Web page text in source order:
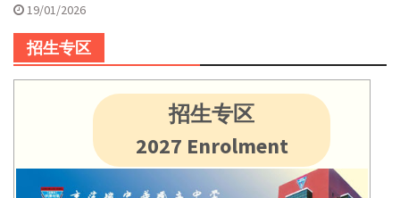
19/01/2026
招生专区
招生专区
2027 Enrolment